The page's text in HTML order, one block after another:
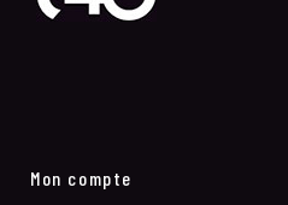
Mon compte